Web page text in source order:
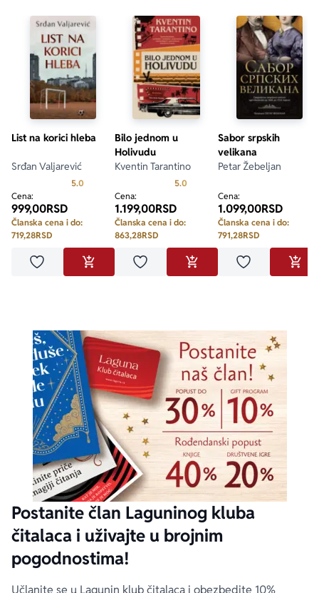
List na korici hleba
Srđan Valjarević
5.0 Prosecna ocena je 5.0 od 5
Cena:
999,00RSD
Članska cena i do:
719,28RSD
Dodaj u omiljeneDODAJ U KORPU
Bilo jednom u
Holivudu
Kventin Tarantino
5.0
Cena:
1.199,00RSD
Članska cena i do:
863,28RSD
Dodaj u omiljeneDODAJ U KORPU
Sabor srpskih
velikana
Petar Žebeljan
Cena:
1.099,00RSD
Članska cena i do:
791,28RSD
Dodaj u
Postanite član Laguninog kluba
čitalaca i uživajte u brojnim
pogodnostima!
Učlanite se u Lagunin klub čitalaca i obezbedite 10%